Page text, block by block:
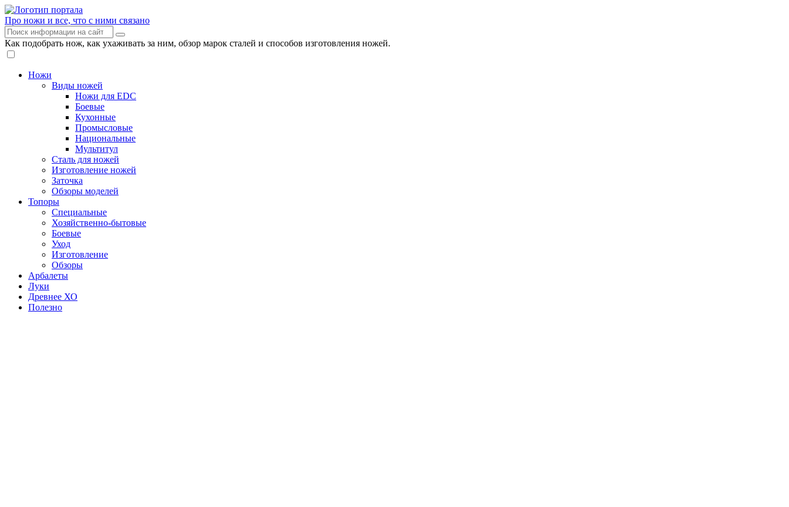
Про ножи и все, что с ними связано
Как подобрать нож, как ухаживать за ним, обзор марок сталей и способов изготовления ножей.
Ножи
Виды ножей
Ножи для EDC
Боевые
Кухонные
Промысловые
Национальные
Мультитул
Сталь для ножей
Изготовление ножей
Заточка
Обзоры моделей
Топоры
Специальные
Хозяйственно-бытовые
Боевые
Уход
Изготовление
Обзоры
Арбалеты
Луки
Древнее ХО
Полезно